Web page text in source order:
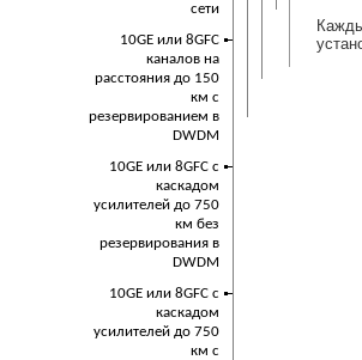
сети
10GE или 8GFC
каналов на
расстояния до 150
км с
резервированием в
DWDM
10GE или 8GFC с
каскадом
усилителей до 750
км без
резервирования в
DWDM
10GE или 8GFC с
каскадом
усилителей до 750
км с